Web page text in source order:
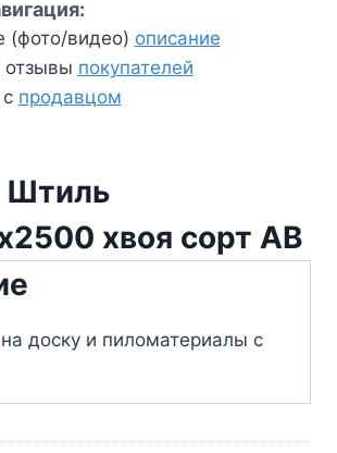
(фото/видео) описание
отзывы покупателей
продавцом
Штиль
хвоя сорт АВ
доску и пиломатериалы с